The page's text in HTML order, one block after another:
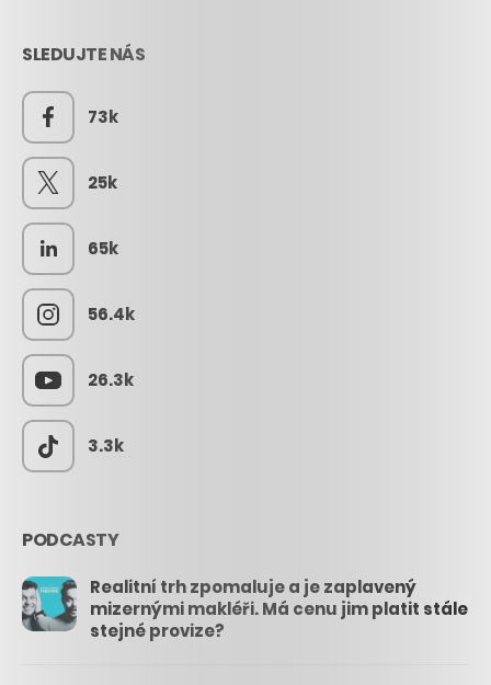
SLEDUJTE NÁS
73k
25k
65k
56.4k
26.3k
3.3k
PODCASTY
Realitní trh zpomaluje a je zaplavený
mizernými makléři. Má cenu jim platit stále
stejné provize?